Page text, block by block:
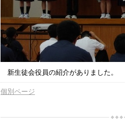
新生徒会役員の紹介がありました。
個別ページ